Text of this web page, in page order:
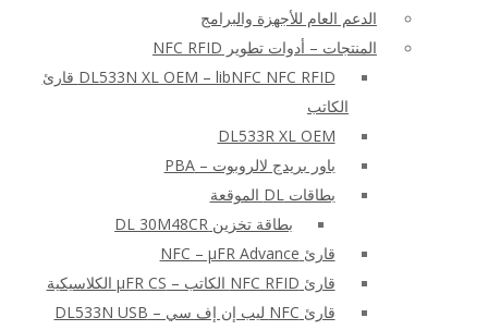
الدعم العام للأجهزة والبرامج
المنتجات – أدوات تطوير NFC RFID
DL533N XL OEM – libNFC NFC RFID قارئ
الكاتب
DL533R XL OEM
باور بريدج لالروبوت – PBA
بطاقات DL الموقعة
بطاقة تخزين DL 30M48CR
قارئ NFC – μFR Advance
قارئ NFC RFID الكاتب – μFR CS الكلاسيكية
قارئ NFC ليب إن إف سي – DL533N USB